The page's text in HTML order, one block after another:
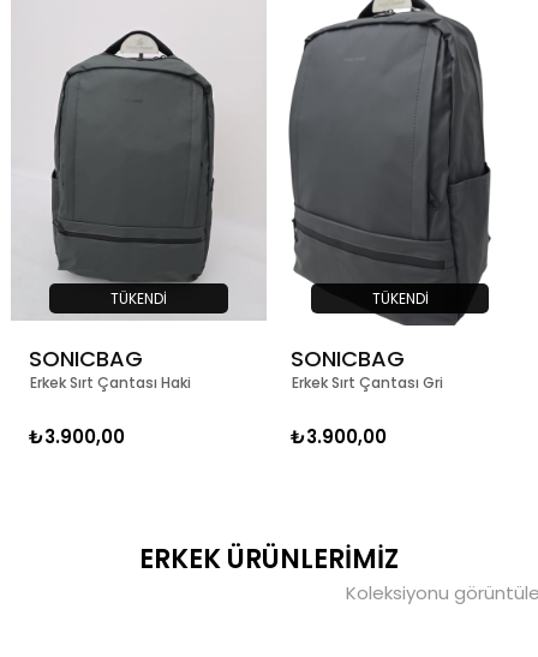
TÜKENDI
Erkek Sırt Çantası Haki
SONICBAG
₺3.900,00
TÜKENDI
Erkek Sırt Çantası Gri
SONICBAG
₺3.900,00
ERKEK ÜRÜNLERİMİZ
Koleksiyonu